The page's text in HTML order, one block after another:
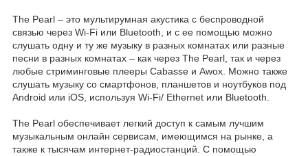
The Pearl – это мультирумная акустика с беспроводной
связью через Wi-Fi или Bluetooth, и с ее помощью можно
слушать одну и ту же музыку в разных комнатах или разные
песни в разных комнатах – как через The Pearl, так и через
любые стриминговые плееры Cabasse и Awox. Можно также
слушать музыку со смартфонов, планшетов и ноутбуков под
Android или iOS, используя Wi-Fi/ Ethernet или Bluetooth.
The Pearl обеспечивает легкий доступ к самым лучшим
музыкальным онлайн сервисам, имеющимся на рынке, а
также к тысячам интернет-радиостанций. С помощью